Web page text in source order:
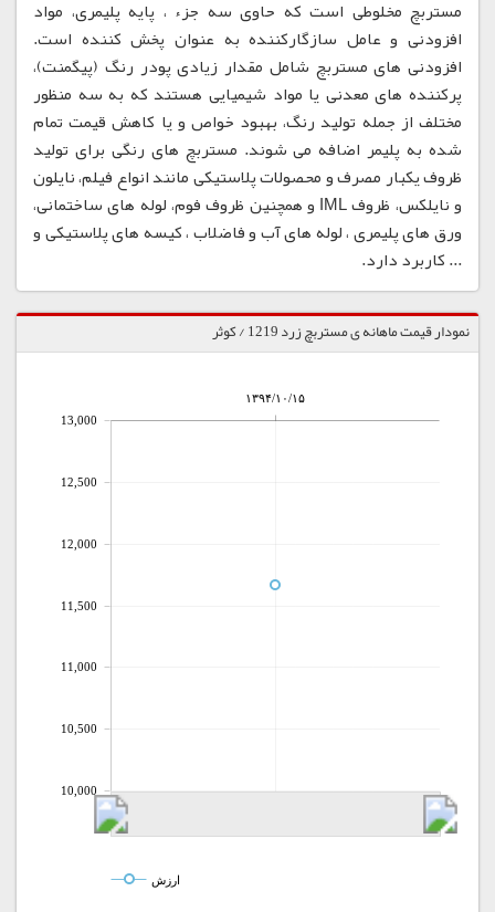
مستربچ مخلوطی است که حاوی سه جزء ، پایه پلیمری، مواد
افزودنی و عامل سازگارکننده به عنوان پخش کننده است.
افزودنی های مستربچ شامل مقدار زیادی پودر رنگ (پیگمنت)،
پرکننده های معدنی یا مواد شیمیایی هستند که به سه منظور
مختلف از جمله تولید رنگ، بهبود خواص و یا کاهش قیمت تمام
شده به پلیمر اضافه می شوند. مستربچ های رنگی برای تولید
ظروف یکبار مصرف و محصولات پلاستیکی مانند انواع فیلم، نایلون
و نایلکس، ظروف IML و همچنین ظروف فوم، لوله های ساختمانی،
ورق های پلیمری ، لوله های آب و فاضلاب ، کیسه های پلاستیکی و
... کاربرد دارد.
نمودار قیمت ماهانه ی مستربچ زرد 1219 / کوثر
۱۳۹۴/۱۰/۱۵
10,000
10,500
11,000
11,500
12,000
12,500
13,000
ارزش